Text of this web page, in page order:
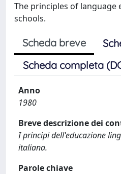
The principles of language
schools.
Scheda breve
Scheda completa
Anno
1980
Breve descrizione dei
I principi dell'educazione
italiana.
Parole chiave